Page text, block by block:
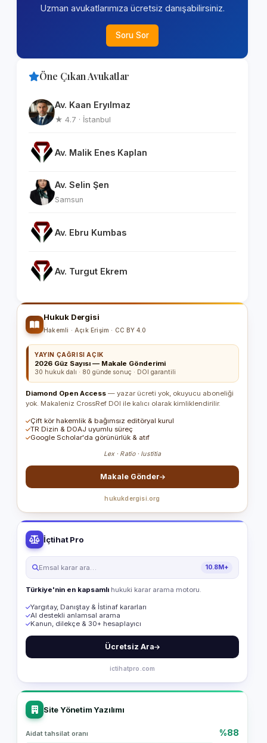
Uzman avukatlarımıza ücretsiz danışabilirsiniz.
Soru Sor
Öne Çıkan Avukatlar
Av. Kaan Eryılmaz
★ 4.7 · İstanbul
Av. Malik Enes Kaplan
Av. Selin Şen
Samsun
Av. Ebru Kumbas
Av. Turgut Ekrem
Hukuk Dergisi
Hakemli · Açık Erişim · CC BY 4.0
YAYIN ÇAĞRISI AÇIK
2026 Güz Sayısı — Makale Gönderimi
30 hukuk dalı · 80 günde sonuç · DOI garantili
Diamond Open Access — yazar ücreti yok, okuyucu aboneliği
yok. Makaleniz CrossRef DOI ile kalıcı olarak kimliklendirilir.
Çift kör hakemlik & bağımsız editöryal kurul
TR Dizin & DOAJ uyumlu süreç
Google Scholar'da görünürlük & atıf
Lex · Ratio · Iustitia
Makale Gönder
hukukdergisi.org
İçtihat Pro
Emsal karar ara… 10.8M+
Türkiye'nin en kapsamlı hukuki karar arama motoru.
Yargıtay, Danıştay & İstinaf kararları
AI destekli anlamsal arama
Kanun, dilekçe & 30+ hesaplayıcı
Ücretsiz Ara
ictihatpro.com
Site Yönetim Yazılımı
Aidat tahsilat oranı %88